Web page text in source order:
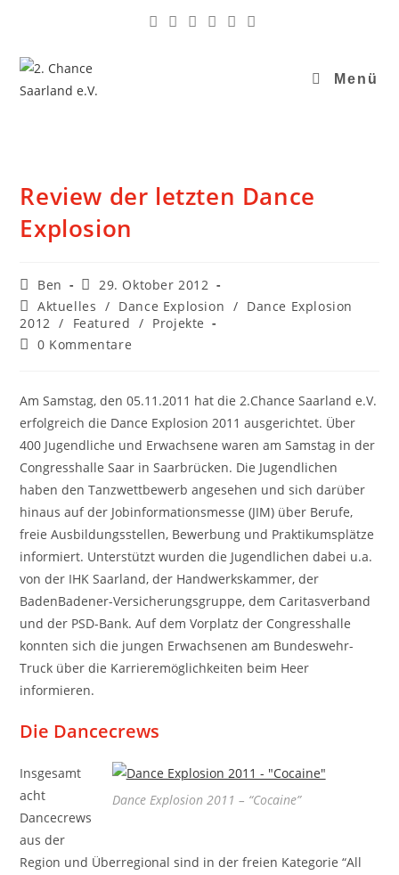
Menü
Review der letzten Dance
Explosion
Ben
29. Oktober 2012
Aktuelles / Dance Explosion / Dance Explosion
2012 / Featured / Projekte
0 Kommentare
Am Samstag, den 05.11.2011 hat die 2.Chance Saarland e.V.
erfolgreich die Dance Explosion 2011 ausgerichtet. Über
400 Jugendliche und Erwachsene waren am Samstag in der
Congresshalle Saar in Saarbrücken. Die Jugendlichen
haben den Tanzwettbewerb angesehen und sich darüber
hinaus auf der Jobinformationsmesse (JIM) über Berufe,
freie Ausbildungsstellen, Bewerbung und Praktikumsplätze
informiert. Unterstützt wurden die Jugendlichen dabei u.a.
von der IHK Saarland, der Handwerkskammer, der
BadenBadener-Versicherungsgruppe, dem Caritasverband
und der PSD-Bank. Auf dem Vorplatz der Congresshalle
konnten sich die jungen Erwachsenen am Bundeswehr-
Truck über die Karrieremöglichkeiten beim Heer
informieren.
Die Dancecrews
Dance Explosion 2011 – “Cocaine”
Insgesamt
acht
Dancecrews
aus der
Region und Überregional sind in der freien Kategorie “All